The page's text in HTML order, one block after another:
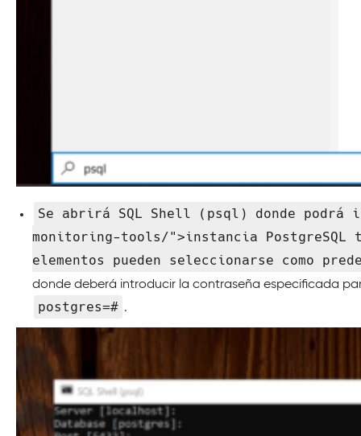
Se abrirá SQL Shell (psql) donde
monitoring-tools/">instancia
elementos pueden seleccionarse como
donde deberá introducir la contraseña especificada
postgres=# .